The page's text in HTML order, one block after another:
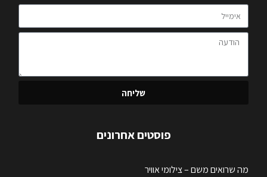
שליחה
פוסטים אחרונים
מה שרואים משם – צילומי אוויר